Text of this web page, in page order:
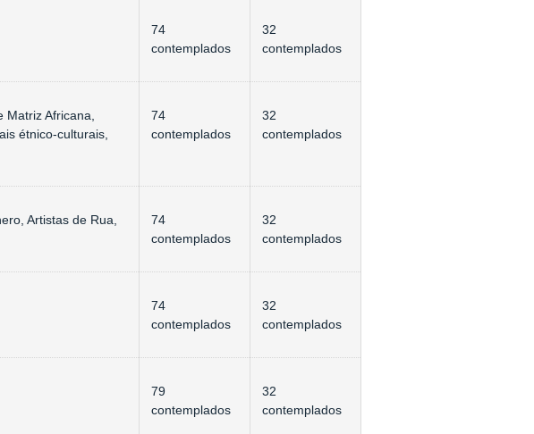
74
contemplados
32
contemplados
Africana,
étnico-culturais,
74
contemplados
32
contemplados
Artistas de Rua,
74
contemplados
32
contemplados
74
contemplados
32
contemplados
79
contemplados
32
contemplados